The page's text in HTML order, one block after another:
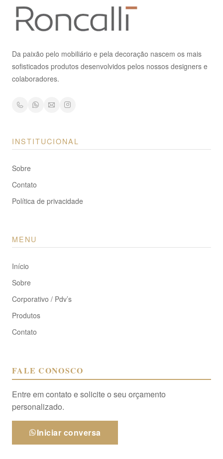
Da paixão pelo mobiliário e pela decoração nascem os mais
sofisticados produtos desenvolvidos pelos nossos designers e
colaboradores.
INSTITUCIONAL
Sobre
Contato
Política de privacidade
MENU
Início
Sobre
Corporativo / Pdv’s
Produtos
Contato
FALE CONOSCO
Entre em contato e solicite o seu orçamento
personalizado.
Iniciar conversa